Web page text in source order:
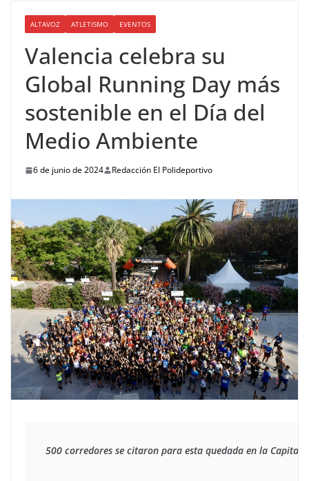
ALTAVOZ ATLETISMO EVENTOS
Valencia celebra su
Global Running Day más
sostenible en el Día del
Medio Ambiente
6 de junio de 2024 Redacción El Polideportivo
500 corredores se citaron para esta quedada en la